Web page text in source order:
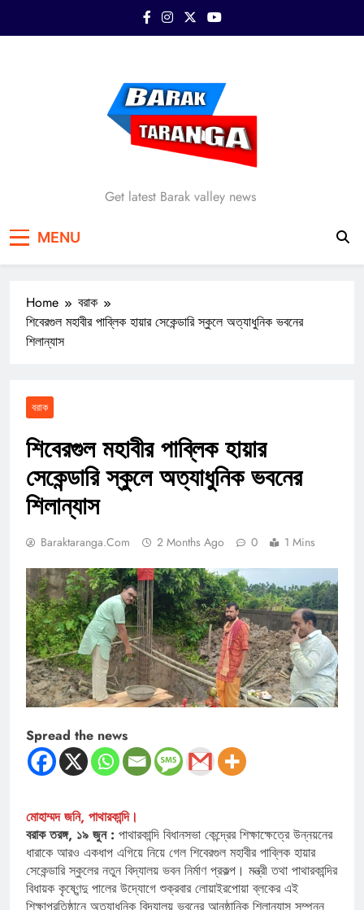
Barak Taranga
Get latest Barak valley news
MENU
Home
বরাক
শিবেরগুল মহাবীর পাব্লিক হায়ার সেকেন্ডারি স্কুলে অত্যাধুনিক ভবনের
শিলান্যাস
বরাক
শিবেরগুল মহাবীর পাব্লিক হায়ার
সেকেন্ডারি স্কুলে অত্যাধুনিক ভবনের
শিলান্যাস
Baraktaranga.com 2 Months Ago 0 1 Mins
Spread the news
মোহাম্মদ জনি, পাথারকান্দি।
বরাক তরঙ্গ, ১৯ জুন : পাথারকান্দি বিধানসভা কেন্দ্রের শিক্ষাক্ষেত্রে উন্নয়নের
ধারাকে আরও একধাপ এগিয়ে নিয়ে গেল শিবেরগুল মহাবীর পাব্লিক হায়ার
সেকেন্ডারি স্কুলের নতুন বিদ্যালয় ভবন নির্মাণ প্রকল্প। মন্ত্রী তথা পাথারকান্দির
বিধায়ক কৃষ্ণেন্দু পালের উদ্যোগে শুক্রবার লোয়াইরপোয়া ব্লকের এই
শিক্ষাপ্রতিষ্ঠানে অত্যাধুনিক বিদ্যালয় ভবনের আনুষ্ঠানিক শিলান্যাস সম্পন্ন